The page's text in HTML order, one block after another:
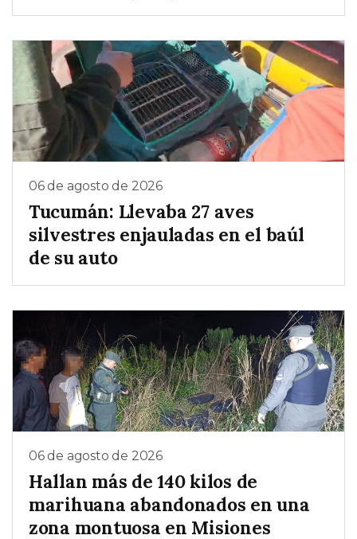
06 de agosto de 2026
Tucumán: Llevaba 27 aves
silvestres enjauladas en el baúl
de su auto
06 de agosto de 2026
Hallan más de 140 kilos de
marihuana abandonados en una
zona montuosa en Misiones